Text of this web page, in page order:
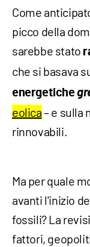
Come
picco della
sarebbe stato
che si basava
energetiche
eolica– e sulla
rinnovabili.
Ma per quale
avanti l'inizio
fossili? La
fattori,